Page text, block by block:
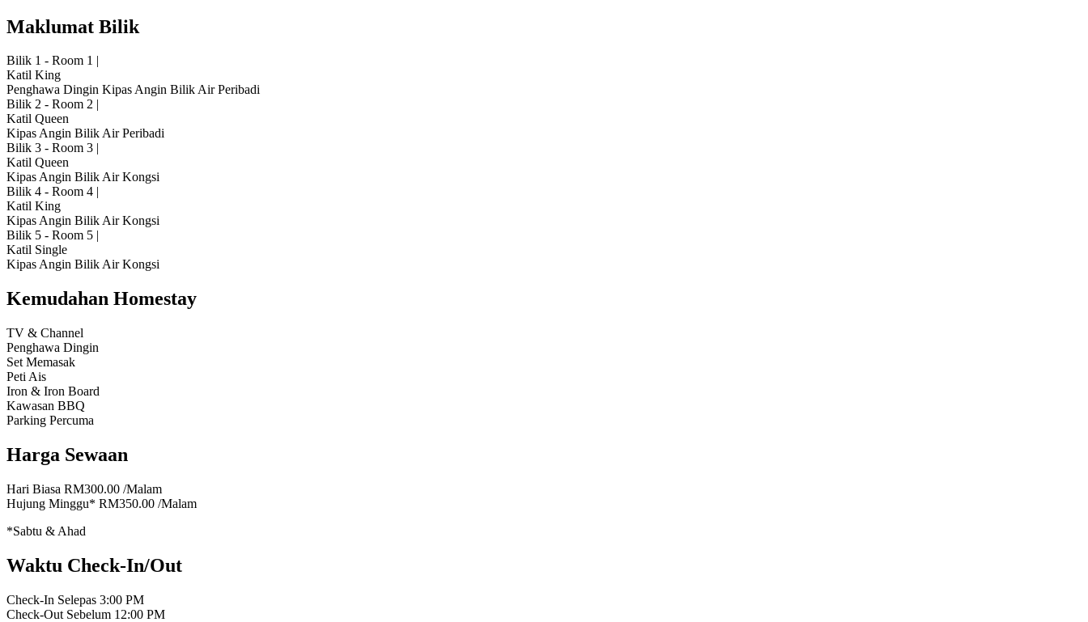
Maklumat Bilik
Bilik 1 - Room 1 |
Katil King
Penghawa Dingin Kipas Angin Bilik Air Peribadi
Bilik 2 - Room 2 |
Katil Queen
Kipas Angin Bilik Air Peribadi
Bilik 3 - Room 3 |
Katil Queen
Kipas Angin Bilik Air Kongsi
Bilik 4 - Room 4 |
Katil King
Kipas Angin Bilik Air Kongsi
Bilik 5 - Room 5 |
Katil Single
Kipas Angin Bilik Air Kongsi
Kemudahan Homestay
TV & Channel
Penghawa Dingin
Set Memasak
Peti Ais
Iron & Iron Board
Kawasan BBQ
Parking Percuma
Harga Sewaan
Hari Biasa RM300.00 /Malam
Hujung Minggu* RM350.00 /Malam
*Sabtu & Ahad
Waktu Check-In/Out
Check-In Selepas 3:00 PM
Check-Out Sebelum 12:00 PM